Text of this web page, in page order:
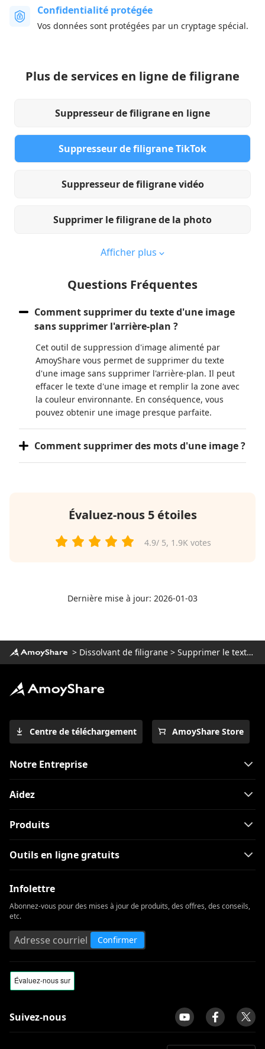
Confidentialité protégée
Vos données sont protégées par un cryptage spécial.
Plus de services en ligne de filigrane
Suppresseur de filigrane en ligne
Suppresseur de filigrane TikTok
Suppresseur de filigrane vidéo
Supprimer le filigrane de la photo
Afficher plus
Questions Fréquentes
Comment supprimer du texte d'une image
sans supprimer l'arrière-plan ?
Cet outil de suppression d'image alimenté par
AmoyShare vous permet de supprimer du texte
d'une image sans supprimer l'arrière-plan. Il peut
effacer le texte d'une image et remplir la zone avec
la couleur environnante. En conséquence, vous
pouvez obtenir une image presque parfaite.
Comment supprimer des mots d'une image ?
Évaluez-nous 5 étoiles
4.9/ 5, 1.9Kvotes
Dernière mise à jour: 2026-01-03
> Dissolvant de filigrane > Supprimer le texte de l'image
Centre de téléchargement AmoyShare Store
Notre Entreprise
Aidez
Produits
Outils en ligne gratuits
Infolettre
Abonnez-vous pour des mises à jour de produits, des offres, des conseils,
etc.
Confirmer
Suivez-nous